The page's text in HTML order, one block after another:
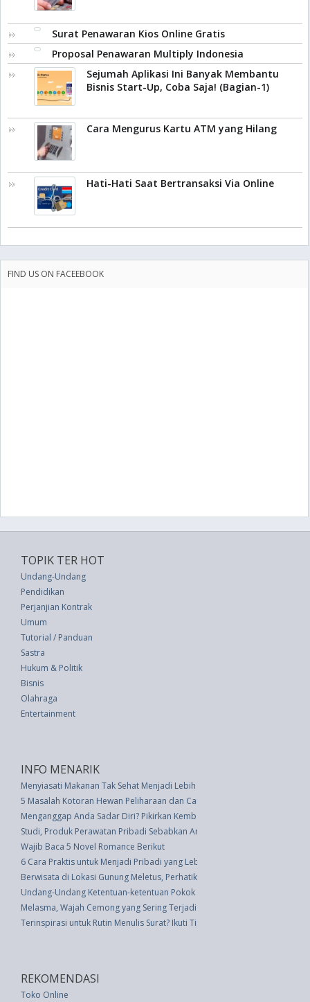
Surat Penawaran Kios Online Gratis
Proposal Penawaran Multiply Indonesia
Sejumah Aplikasi Ini Banyak Membantu
Bisnis Start-Up, Coba Saja! (Bagian-1)
Cara Mengurus Kartu ATM yang Hilang
Hati-Hati Saat Bertransaksi Via Online
FIND US ON FACEEBOOK
TOPIK TER HOT
Undang-Undang
Pendidikan
Perjanjian Kontrak
Umum
Tutorial / Panduan
Sastra
Hukum & Politik
Bisnis
Olahraga
Entertainment
INFO MENARIK
Menyiasati Makanan Tak Sehat Menjadi Lebih Sehat
5 Masalah Kotoran Hewan Peliharaan dan Cara Mengatasinya
Menganggap Anda Sadar Diri? Pikirkan Kembali
Studi, Produk Perawatan Pribadi Sebabkan Anak-Anak Ke UGD Setiap Dua
Wajib Baca 5 Novel Romance Berikut
6 Cara Praktis untuk Menjadi Pribadi yang Lebih Sadar Diri
Berwisata di Lokasi Gunung Meletus, Perhatikan Hal-Hal Berikut
Undang-Undang Ketentuan-ketentuan Pokok Pengelolaan Lingkungan
Melasma, Wajah Cemong yang Sering Terjadi pada Wanita Hamil
Terinspirasi untuk Rutin Menulis Surat? Ikuti Tips Bermanfaat Ini
REKOMENDASI
Toko Online